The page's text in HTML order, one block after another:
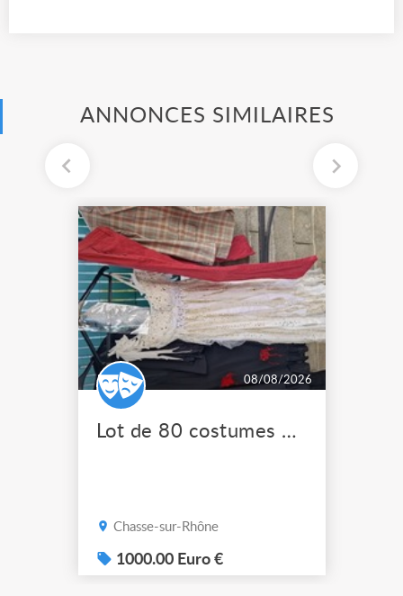
ANNONCES SIMILAIRES
08/08/2026
Lot de 80 costumes de scène pro
Chasse-sur-Rhône
1000.00 Euro €